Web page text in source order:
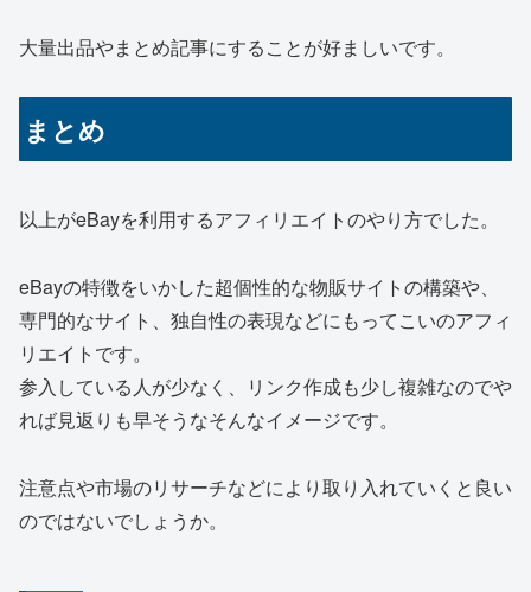
大量出品やまとめ記事にすることが好ましいです。
まとめ
以上がeBayを利用するアフィリエイトのやり方でした。
eBayの特徴をいかした超個性的な物販サイトの構築や、
専門的なサイト、独自性の表現などにもってこいのアフィ
リエイトです。
参入している人が少なく、リンク作成も少し複雑なのでや
れば見返りも早そうなそんなイメージです。
注意点や市場のリサーチなどにより取り入れていくと良い
のではないでしょうか。